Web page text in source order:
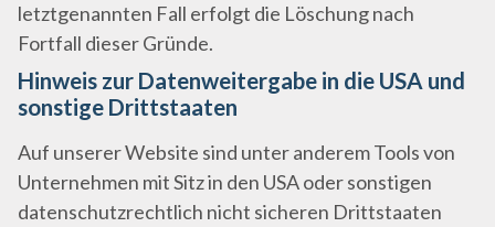
letztgenannten Fall erfolgt die Löschung nach
Fortfall dieser Gründe.
Hinweis zur Datenweitergabe in die USA und
sonstige Drittstaaten
Auf unserer Website sind unter anderem Tools von
Unternehmen mit Sitz in den USA oder sonstigen
datenschutzrechtlich nicht sicheren Drittstaaten